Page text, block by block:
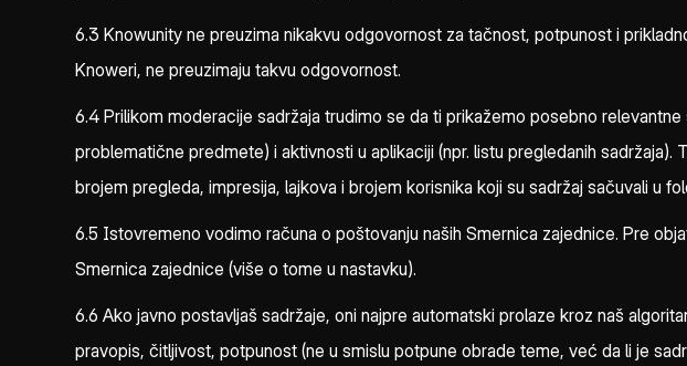
6.3 Knowunity ne preuzima nikakvu odgovornost za tačnost, potpunost i
Knoweri, ne preuzimaju takvu odgovornost.
6.4 Prilikom moderacije sadržaja trudimo se da ti prikažemo posebno
problematične predmete) i aktivnosti u aplikaciji (npr. listu pregledanih
brojem pregleda, impresija, lajkova i brojem korisnika koji su sadržaj sačuvali u
6.5 Istovremeno vodimo računa o poštovanju naših Smernica zajednice. Pre
Smernica zajednice (više o tome u nastavku).
6.6 Ako javno postavljaš sadržaje, oni najpre automatski prolaze kroz naš
pravopis, čitljivost, potpunost (ne u smislu potpune obrade teme, već da li je